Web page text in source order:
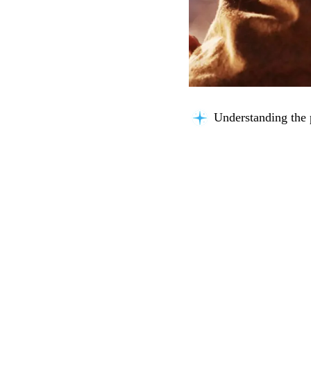
Understanding the